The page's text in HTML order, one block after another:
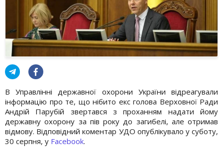
В Управлінні державної охорони України відреагували
інформацію про те, що нібито екс голова Верховної Ради
Андрій Парубій звертався з проханням надати йому
державну охорону за пів року до загибелі, але отримав
відмову. Відповідний коментар УДО опублікувало у суботу,
30 серпня, у Facebook.